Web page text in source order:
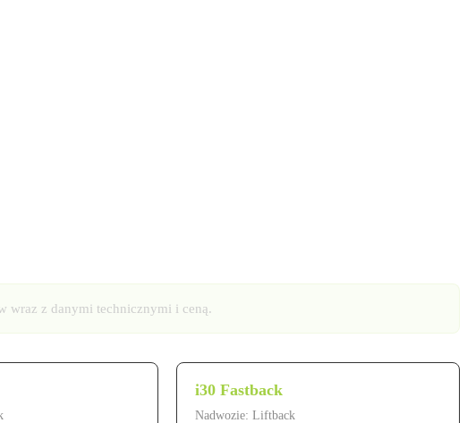
wraz z danymi technicznymi i ceną.
i30 Fastback
Nadwozie: Liftback